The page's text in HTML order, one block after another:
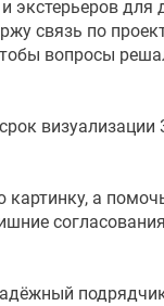
для
связь по
вопросы
визуализации
а